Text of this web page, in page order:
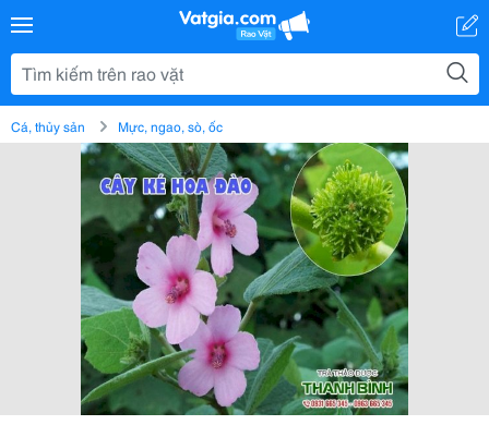
Cá, thủy sản Mực, ngao, sò, ốc